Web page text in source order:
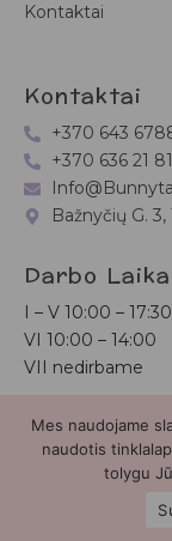
Kontaktai
Kontaktai
+370 643
+370 636 21
Bažnyčių G. 3,
Darbo
I – V 10:00 – 17:30
VI 10:00 – 14:00
VII nedirbame
Bunnytail.lt|
Mes naudojame
naudotis
tolygu